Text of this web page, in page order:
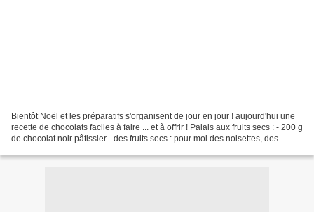
Bientôt Noël et les préparatifs s'organisent de jour en jour ! aujourd'hui une
recette de chocolats faciles à faire ... et à offrir ! Palais aux fruits secs : - 200 g
de chocolat noir pâtissier - des fruits secs : pour moi des noisettes, des